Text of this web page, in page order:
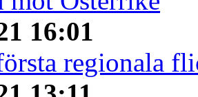
16:01
regionala